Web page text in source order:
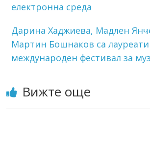
електронна среда
Дарина Хаджиева, Мадлен
Мартин Бошнаков са
международен фестивал за
Вижте още